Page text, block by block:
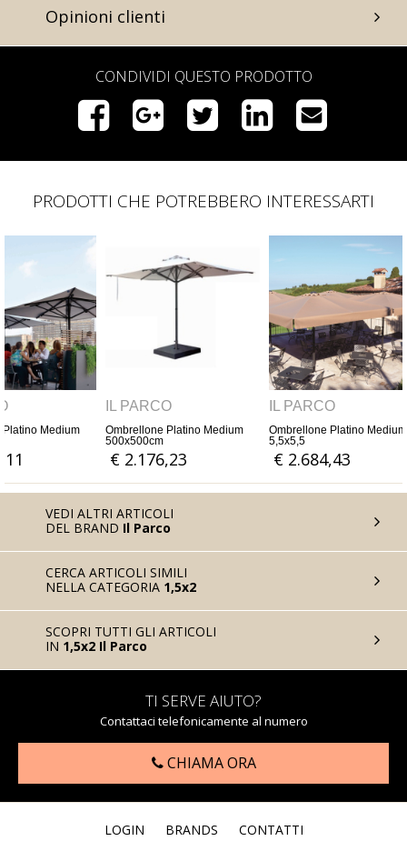
Opinioni clienti
CONDIVIDI QUESTO PRODOTTO
PRODOTTI CHE POTREBBERO INTERESSARTI
Medium
IL PARCO
Ombrellone Platino Medium
5,5x5,5
€ 2.684,43
IL PARCO
Ombrellone Platino Medium
600x600cm
€ 2.663,93
VEDI ALTRI ARTICOLI
DEL BRAND Il Parco
CERCA ARTICOLI SIMILI
NELLA CATEGORIA 1,5x2
SCOPRI TUTTI GLI ARTICOLI
IN 1,5x2 Il Parco
TI SERVE AIUTO?
Contattaci telefonicamente al numero
CHIAMA ORA
LOGIN BRANDS CONTATTI